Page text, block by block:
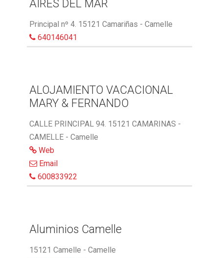
AIRES DEL MAR
Principal nº 4. 15121 Camariñas - Camelle
640146041
ALOJAMIENTO VACACIONAL
MARY & FERNANDO
CALLE PRINCIPAL 94. 15121 CAMARINAS -
CAMELLE - Camelle
Web
Email
600833922
Aluminios Camelle
15121 Camelle - Camelle